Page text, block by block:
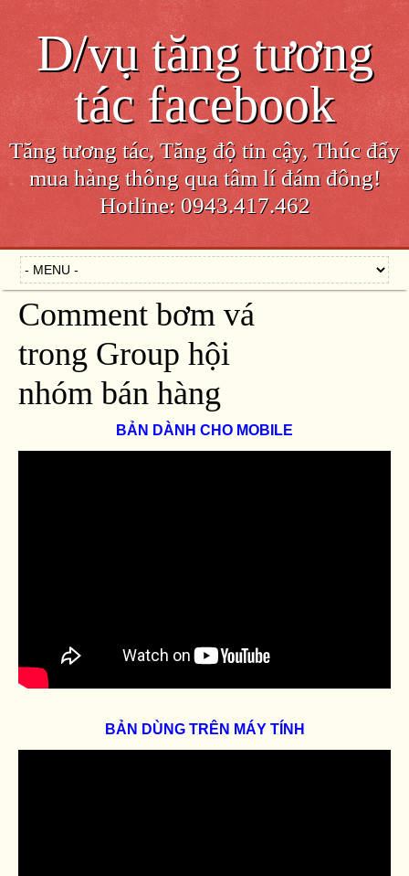
D/vụ tăng tương
tác facebook
Tăng tương tác, Tăng độ tin cậy, Thúc đẩy
mua hàng thông qua tâm lí đám đông!
Hotline: 0943.417.462
Comment bơm vá
trong Group hội
nhóm bán hàng
BẢN DÀNH CHO MOBILE
BẢN DÙNG TRÊN MÁY TÍNH